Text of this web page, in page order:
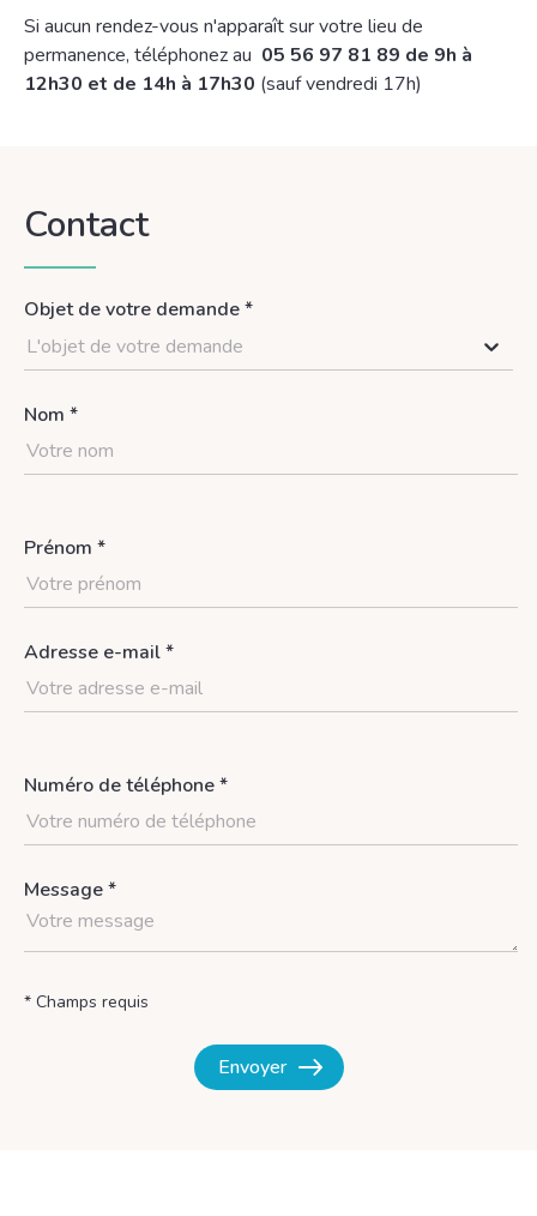
Si aucun rendez-vous n'apparaît sur votre lieu de
permanence, téléphonez au 05 56 97 81 89 de 9h à
12h30 et de 14h à 17h30 (sauf vendredi 17h)
Contact
Objet de votre demande *
L'objet de votre demande
Nom *
Prénom *
Adresse e-mail *
Numéro de téléphone *
Message *
* Champs requis
Envoyer